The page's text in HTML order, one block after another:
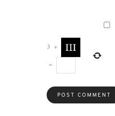
3 +
=